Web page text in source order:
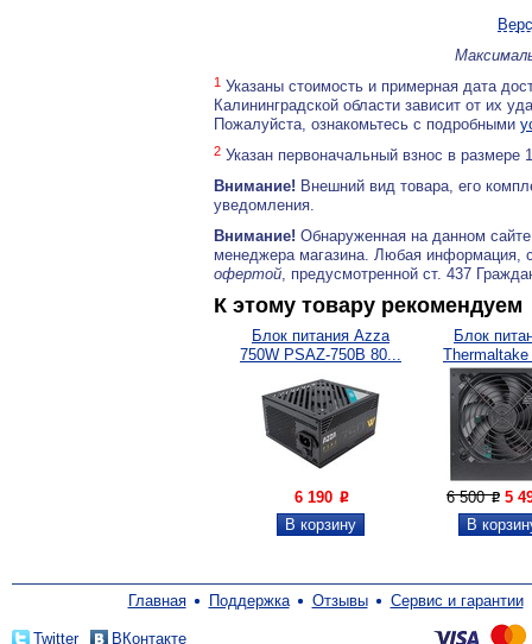
1 Указаны стоимость и примерная дата
Калининградской области зависит от их
Пожалуйста, ознакомьтесь с подробными
2 Указан первоначальный взнос в
Внимание! Внешний вид товара, его
уведомления.
Внимание! Обнаруженная на данном
менеджера магазина. Любая информация,
офертой, предусмотренной ст. 437
К этому товару рекомендуем
Блок питания Azza
750W PSAZ-750B 80...
6 190 P
Блок
Thermaltake
650W...
6 500P 5
Главная Поддержка Отзывы Сервис и гарантии
Twitter ВКонтакте